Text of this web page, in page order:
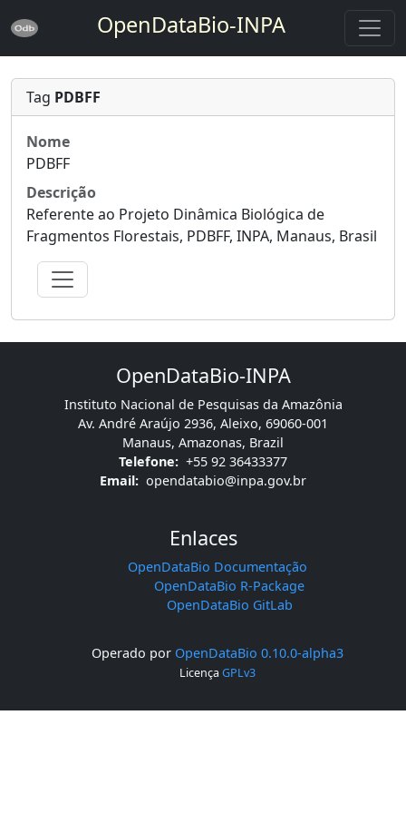
OpenDataBio-INPA
Tag PDBFF
Nome
PDBFF
Descrição
Referente ao Projeto Dinâmica Biológica de
Fragmentos Florestais, PDBFF, INPA, Manaus, Brasil
OpenDataBio-INPA
Instituto Nacional de Pesquisas da Amazônia
Av. André Araújo 2936, Aleixo, 69060-001
Manaus, Amazonas, Brazil
Telefone: +55 92 36433377
Email: opendatabio@inpa.gov.br
Enlaces
OpenDataBio Documentação
OpenDataBio R-Package
OpenDataBio GitLab
Operado por OpenDataBio 0.10.0-alpha3
Licença GPLv3